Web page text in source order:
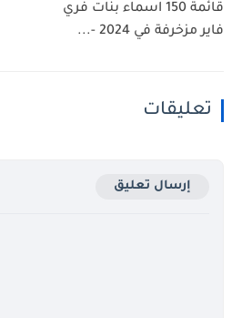
قائمة 150 اسماء بنات فري
فاير مزخرفة في 2024 -...
تعليقات
إرسال تعليق